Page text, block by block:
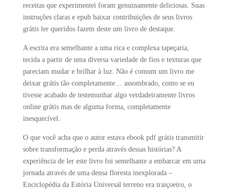
receitas que experimentei foram genuinamente deliciosas. Suas
instruções claras e epub baixar contribuições de seus livros
grátis ler queridos fazem deste um livro de destaque.
A escrita era semelhante a uma rica e complexa tapeçaria,
tecida a partir de uma diversa variedade de fios e texturas que
pareciam mudar e brilhar à luz. Não é comum um livro me
deixar grátis tão completamente… assombrado, como se eu
tivesse acabado de testemunhar algo verdadeiramente livros
online grátis mas de alguma forma, completamente
inesquecível.
O que você acha que o autor estava ebook pdf grátis transmitir
sobre transformação e perda através dessas histórias? A
experiência de ler este livro foi semelhante a embarcar em uma
jornada através de uma densa floresta inexplorada –
Enciclopédia da Estória Universal terreno era traiçoeiro, o